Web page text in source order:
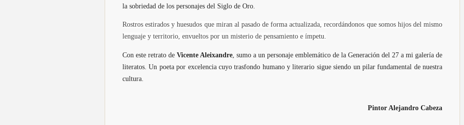
la sobriedad de los personajes del Siglo de Oro.
Rostros estirados y huesudos que miran al pasado de forma actualizada, recordándonos que somos hijos del mismo
lenguaje y territorio, envueltos por un misterio de pensamiento e ímpetu.
Con este retrato de Vicente Aleixandre , sumo a un personaje emblemático de la Generación del 27 a mi galería de
literatos. Un poeta por excelencia cuyo trasfondo humano y literario sigue siendo un pilar fundamental de nuestra
cultura.
Pintor Alejandro Cabeza